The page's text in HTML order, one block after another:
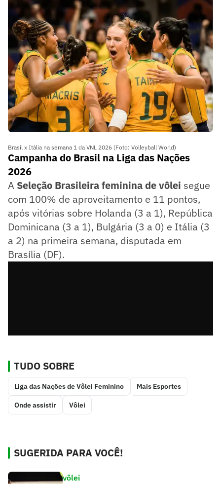
Brasil x Itália na semana 1 da VNL 2026 (Foto: Volleyball World)
Campanha do Brasil na Liga das Nações
2026
A Seleção Brasileira feminina de vôlei segue
com 100% de aproveitamento e 11 pontos,
após vitórias sobre Holanda (3 a 1), República
Dominicana (3 a 1), Bulgária (3 a 0) e Itália (3
a 2) na primeira semana, disputada em
Brasília (DF).
TUDO SOBRE
Liga das Nações de Vôlei Feminino Mais Esportes
Onde assistir Vôlei
SUGERIDA PARA VOCÊ!
vôlei